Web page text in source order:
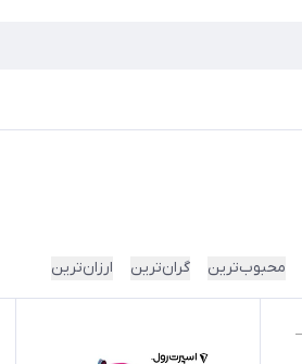
محبوب‌ترین گران‌ترین ارزان‌ترین